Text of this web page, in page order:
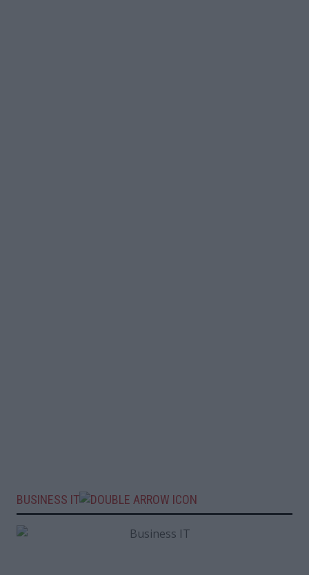
BUSINESS IT